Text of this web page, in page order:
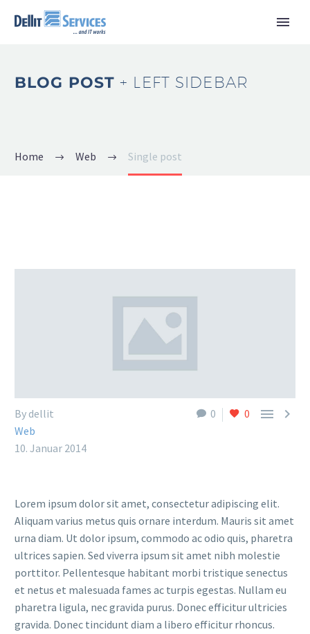
BLOG POST+ LEFT SIDEBAR
Home Web Single post
0 0  
By dellit
Web
10. Januar 2014
Lorem ipsum dolor sit amet, consectetur adipiscing elit.
Aliquam varius metus quis ornare interdum. Mauris sit amet
urna diam. Ut dolor ipsum, commodo ac odio quis, pharetra
ultrices sapien. Sed viverra ipsum sit amet nibh molestie
porttitor. Pellentesque habitant morbi tristique senectus
et netus et malesuada fames ac turpis egestas. Nullam eu
pharetra ligula, nec gravida purus. Donec efficitur ultricies
gravida. Donec tincidunt diam a libero efficitur rhoncus.